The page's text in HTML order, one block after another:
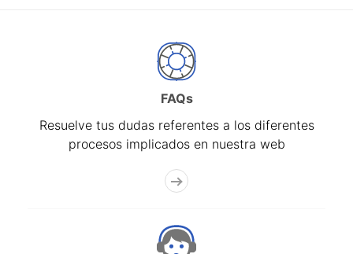
FAQs
Resuelve tus dudas referentes a los diferentes
procesos implicados en nuestra web